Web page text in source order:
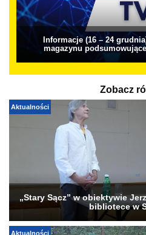
Informacje (16 – 24
magazynu
Zobacz
Aktualności
„Stary Sącz” w obiektywie
bibliotece w